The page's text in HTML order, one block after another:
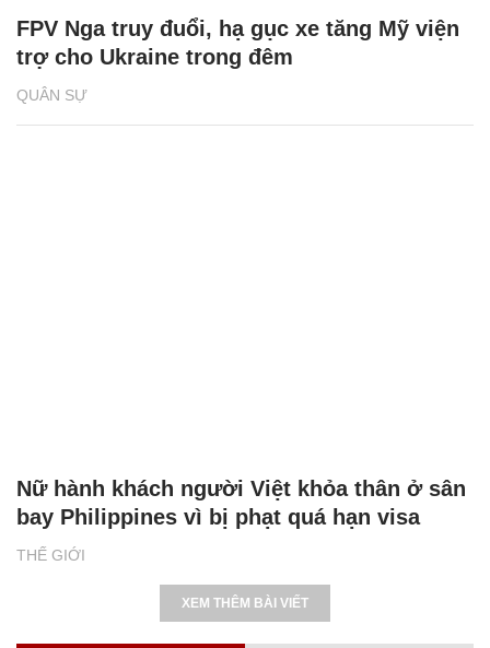
QUÂN SỰ
FPV Nga truy đuổi, hạ gục xe tăng Mỹ viện
trợ cho Ukraine trong đêm
THẾ GIỚI
Nữ hành khách người Việt khỏa thân ở sân
bay Philippines vì bị phạt quá hạn visa
XEM THÊM BÀI VIẾT